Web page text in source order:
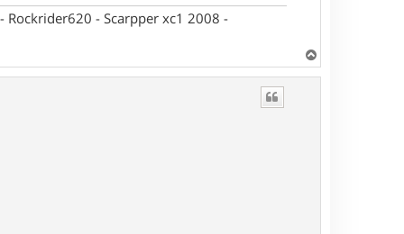
Rockrider620 - Scarpper xc1 2008 -
a